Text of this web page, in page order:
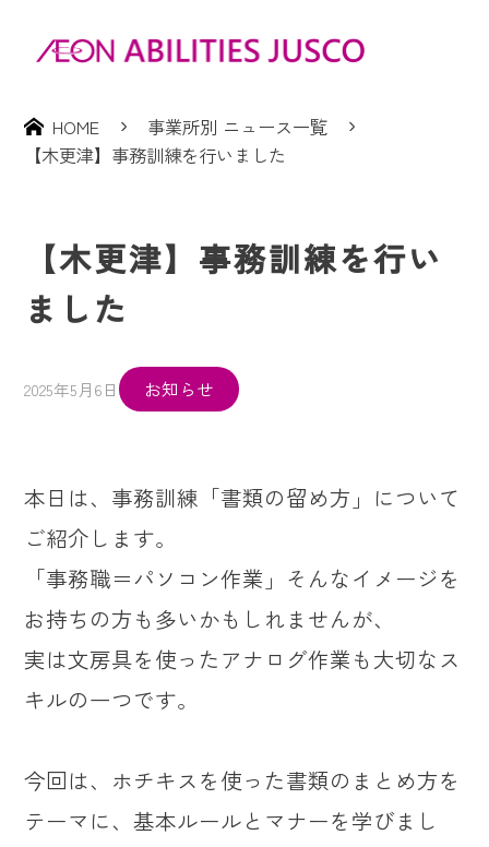
HOME
事業所別 ニュース一覧
【木更津】事務訓練を行いました
【木更津】事務訓練を行い
ました
2025年5月6日 お知らせ
本日は、事務訓練「書類の留め方」について
ご紹介します。
「事務職＝パソコン作業」そんなイメージを
お持ちの方も多いかもしれませんが、
実は文房具を使ったアナログ作業も大切なス
キルの一つです。
今回は、ホチキスを使った書類のまとめ方を
テーマに、基本ルールとマナーを学びまし